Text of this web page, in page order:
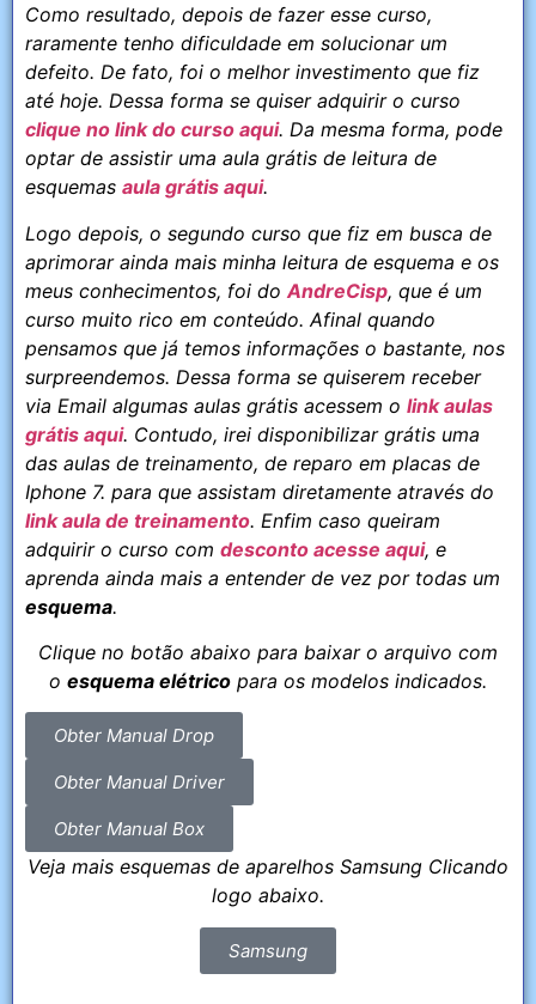
Como resultado, depois de fazer esse curso,
raramente tenho dificuldade em solucionar um
defeito. De fato, foi o melhor investimento que fiz
até hoje. Dessa forma se quiser adquirir o curso
clique no link do curso aqui. Da mesma forma, pode
optar de assistir uma aula grátis de leitura de
esquemas aula grátis aqui.
Logo depois, o segundo curso que fiz em busca de
aprimorar ainda mais minha leitura de esquema e os
meus conhecimentos, foi do AndreCisp, que é um
curso muito rico em conteúdo. Afinal quando
pensamos que já temos informações o bastante, nos
surpreendemos. Dessa forma se quiserem receber
via Email algumas aulas grátis acessem o link aulas
grátis aqui. Contudo, irei disponibilizar grátis uma
das aulas de treinamento, de reparo em placas de
Iphone 7. para que assistam diretamente através do
link aula de treinamento. Enfim caso queiram
adquirir o curso com desconto acesse aqui, e
aprenda ainda mais a entender de vez por todas um
esquema.
Clique no botão abaixo para baixar o arquivo com
o esquema elétrico para os modelos indicados.
Obter Manual Drop
Obter Manual Driver
Obter Manual Box
Veja mais esquemas de aparelhos Samsung Clicando
logo abaixo.
Samsung